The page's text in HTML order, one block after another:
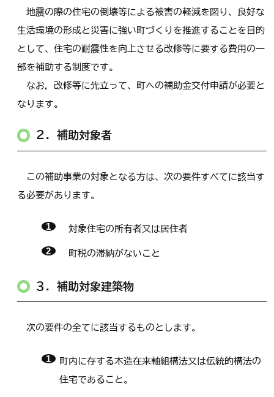
地震の際の住宅の倒壊等による被害の軽減を図り、良好な
生活環境の形成と災害に強い町づくりを推進することを目的
として、住宅の耐震性を向上させる改修等に要する費用の一
部を補助する制度です。
なお，改修等に先立って、町への補助金交付申請が必要と
なります。
２．補助対象者
この補助事業の対象となる方は、次の要件すべてに該当す
る必要があります。
対象住宅の所有者又は居住者
町税の滞納がないこと
３．補助対象建築物
次の要件の全てに該当するものとします。
町内に存する木造在来軸組構法又は伝統的構法の
住宅であること。